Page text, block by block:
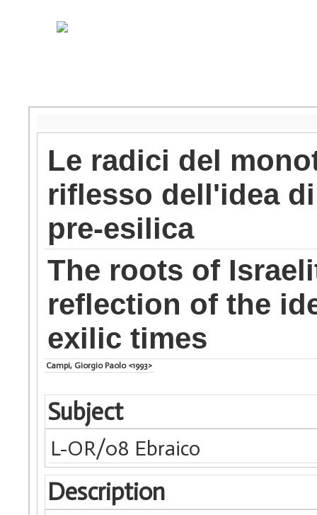
Le radici del
riflesso dell'idea
pre-esilica
The roots of
reflection of the
exilic times
Campi, Giorgio Paolo <1993>
Subject
L-OR/08 Ebraico
Description